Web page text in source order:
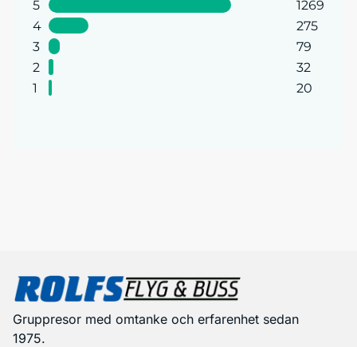
5
1269
4
275
3
79
2
32
1
20
Gruppresor med omtanke och erfarenhet sedan
1975.